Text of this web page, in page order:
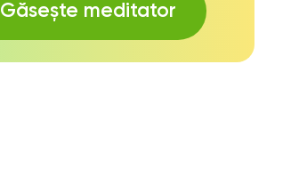
Găsește meditator